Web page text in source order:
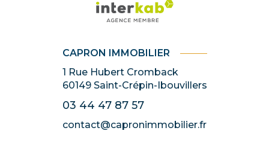
CAPRON IMMOBILIER
1 Rue Hubert Cromback
60149 Saint-Crépin-Ibouvillers
03 44 47 87 57
contact@capronimmobilier.fr